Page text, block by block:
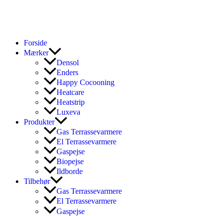
Forside
Mærker
Densol
Enders
Happy Cocooning
Heatcare
Heatstrip
Luxeva
Produkter
Gas Terrassevarmere
El Terrassevarmere
Gaspejse
Biopejse
Ildborde
Tilbehør
Gas Terrassevarmere
El Terrassevarmere
Gaspejse